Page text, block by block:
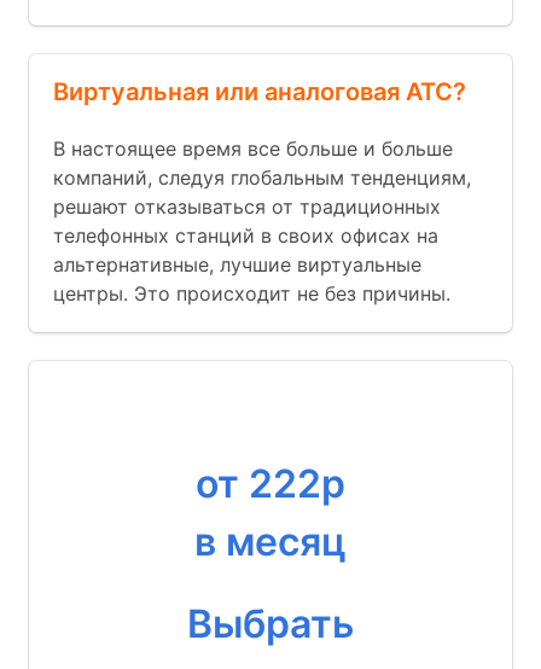
Виртуальная или аналоговая АТС?
В настоящее время все больше и больше
компаний, следуя глобальным тенденциям,
решают отказываться от традиционных
телефонных станций в своих офисах на
альтернативные, лучшие виртуальные
центры. Это происходит не без причины.
от 222р
в месяц
Выбрать